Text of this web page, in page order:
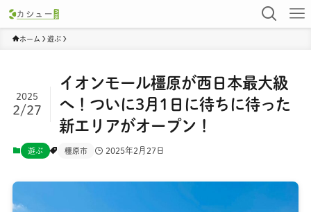
ホーム 遊ぶ
イオンモール橿原が西日本最大級
へ！ついに3月1日に待ちに待った
新エリアがオープン！
2025
2/27
遊ぶ 橿原市 2025年2月27日